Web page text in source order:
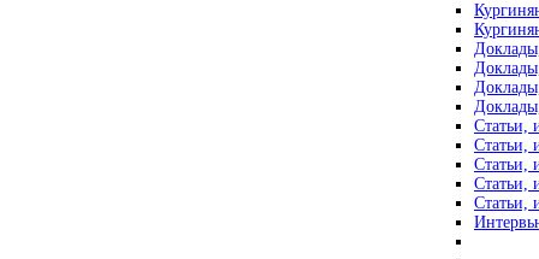
Статьи,
Статьи,
Статьи,
Статьи,
Статьи,